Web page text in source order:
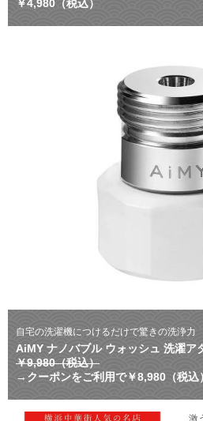
￥4,980（税込）
自宅の洗濯機につけるだけで驚きの洗浄力
AiMY ナノバブル ウォッシュ 洗濯ア
￥9,980（税込）
→クーポンをご利用で￥8,980（税込）
激